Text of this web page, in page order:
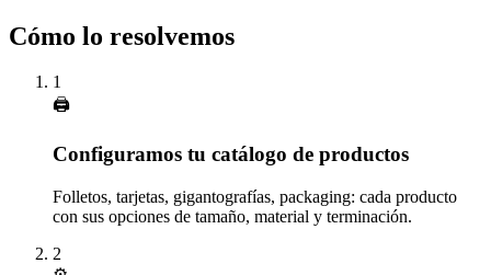
Cómo lo resolvemos
1
🖨️
Configuramos tu catálogo de productos
Folletos, tarjetas, gigantografías, packaging: cada producto
con sus opciones de tamaño, material y terminación.
2